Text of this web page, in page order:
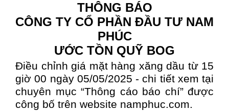
THÔNG BÁO
CÔNG TY CỔ PHẦN ĐẦU TƯ NAM
PHÚC
ƯỚC TỒN QUỸ BOG
Điều chỉnh giá mặt hàng xăng dầu từ 15
giờ 00 ngày 05/05/2025 - chi tiết xem tại
chuyên mục “Thông cáo báo chí” được
công bố trên website namphuc.com.